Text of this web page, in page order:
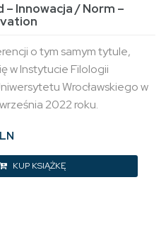
– Innowacja / Norm –
o tym samym tytule,
w Instytucie Filologii
Wrocławskiego w
2022 roku.
KUP KSIĄŻKĘ